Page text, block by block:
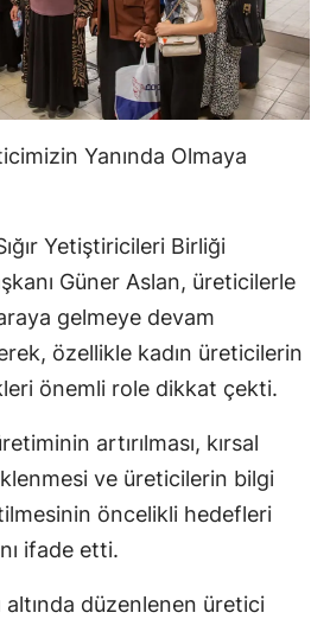
Yanında Olmaya
Yetiştiricileri Birliği
Güner Aslan, üreticilerle
gelmeye devam
özellikle kadın üreticilerin
önemli role dikkat çekti.
artırılması, kırsal
ve üreticilerin bilgi
öncelikli hedefleri
ifade etti.
altında düzenlenen üretici